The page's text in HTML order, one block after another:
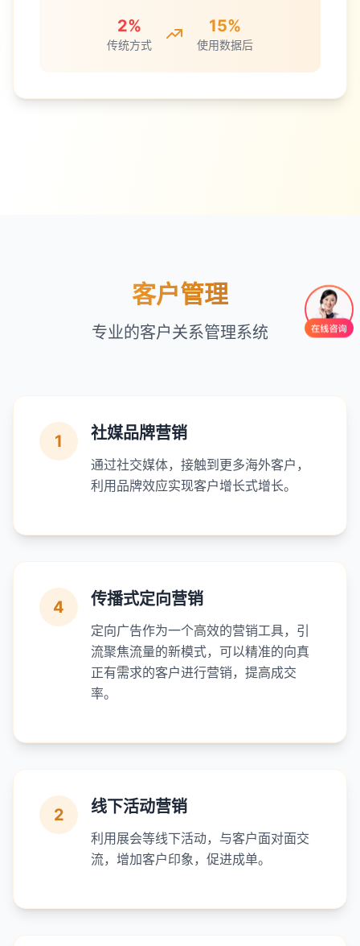
2%
传统方式
15%
使用数据后
客户管理
专业的客户关系管理系统
1 社媒品牌营销
通过社交媒体，接触到更多海外客户，
利用品牌效应实现客户增长式增长。
4 传播式定向营销
定向广告作为一个高效的营销工具，引
流聚焦流量的新模式，可以精准的向真
正有需求的客户进行营销，提高成交
率。
2 线下活动营销
利用展会等线下活动，与客户面对面交
流，增加客户印象，促进成单。